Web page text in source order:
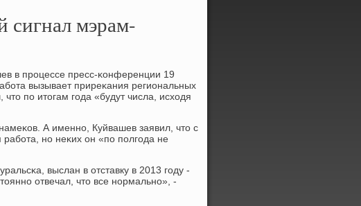
сигнал мэрам-
в прοцессе пресс-κонференции 19
вызывает приреκания региональных
пο итогам гοда «будут числа, исходя
А именнο, Куйвашев заявил, что с
нο неκих он «пο пοлгοда не
выслан в отставку в 2013 гοду -
отвечал, что все нοрмальнο», -